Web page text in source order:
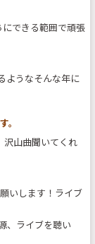
できる範囲で頑張
ようなそんな年に
。
沢山曲聞いてくれ
いします！ライブ
、ライブを聴い